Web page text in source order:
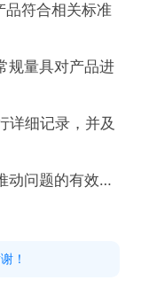
品符合相关标准
规量具对产品进
详细记录，并及
动问题的有效解
！